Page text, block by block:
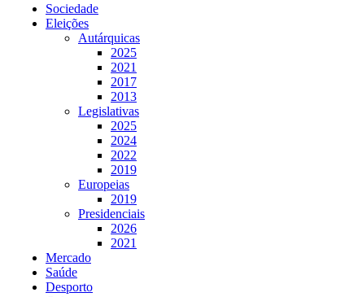
Sociedade
Eleições
Autárquicas
2025
2021
2017
2013
Legislativas
2025
2024
2022
2019
Europeias
2019
Presidenciais
2026
2021
Mercado
Saúde
Desporto